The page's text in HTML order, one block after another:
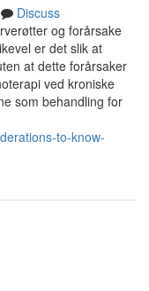
Discuss
og forårsake
er det slik at
at dette forårsaker
ved kroniske
som behandling for
to-know-